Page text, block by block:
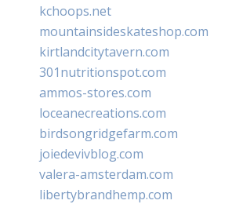
kchoops.net
mountainsideskateshop.com
kirtlandcitytavern.com
301nutritionspot.com
ammos-stores.com
loceanecreations.com
birdsongridgefarm.com
joiedevivblog.com
valera-amsterdam.com
libertybrandhemp.com